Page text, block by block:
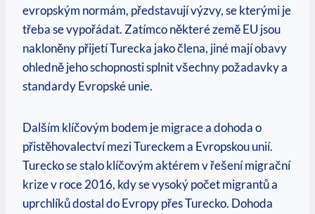
evropským normám, představují výzvy, se kterými je
třeba se vypořádat. Zatímco některé země EU jsou
nakloněny přijetí Turecka jako člena, jiné mají obavy
ohledně jeho schopnosti splnit všechny požadavky a
standardy Evropské unie.
Dalším klíčovým bodem je migrace a dohoda o
přistěhovalectví mezi Tureckem a Evropskou unií.
Turecko se stalo klíčovým aktérem v řešení migrační
krize v roce 2016, kdy se vysoký počet migrantů a
uprchlíků dostal do Evropy přes Turecko. Dohoda